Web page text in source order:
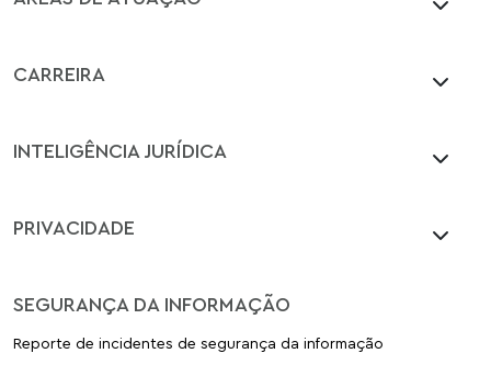
CARREIRA
INTELIGÊNCIA JURÍDICA
PRIVACIDADE
SEGURANÇA DA INFORMAÇÃO
Reporte de incidentes de segurança da informação